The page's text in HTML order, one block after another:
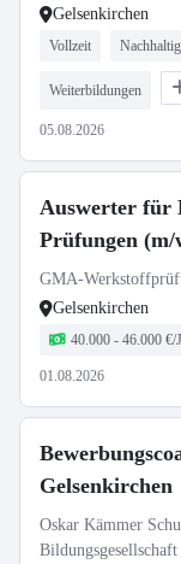
Gelsenkirchen
Vollzeit
Weiterbildungen
05.08.2026
Auswerter für
Prüfungen (m/
GMA-
Gelsenkirchen
40.000 - 46.000 €/
01.08.2026
Gelsenkirchen
Oskar Kämmer